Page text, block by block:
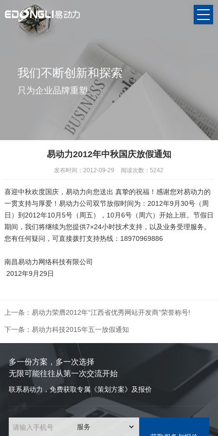
我们不断创新和探索
只为企业品牌重塑
易动力2012年中秋国庆放假通知
发布时间：2012-09-29 阅读次数：5242
喜迎中秋欢度国庆，易动力向您送出 真挚的祝福！感谢您对易动力的
一贯支持与厚爱！易动力公司双节放假时间为：2012年9月30号（周
日）到2012年10月5号（周五），10月6号（周六）开始上班。节假日
期间，我们将继续为您提供7×24小时技术支持，以及业务受理服务。
您有任何疑问，可直接拨打支持热线：18970969886
南昌易动力网络科技有限公司
2012年9月29日
上一条：易动力荣膺2012年“江西省优秀网站开发商”荣誉称号!
下一条：易动力科技2015年五一放假通知
多一份方案，多一次选择
无限可能往往从第一次交流开始
联系易动力，免费获取专属《策划方案》及报价
请输入手机号